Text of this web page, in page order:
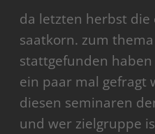
da letzten herbst die
saatkorn. zum
stattgefunden
ein paar mal gefragt
diesen seminaren
und wer zielgruppe